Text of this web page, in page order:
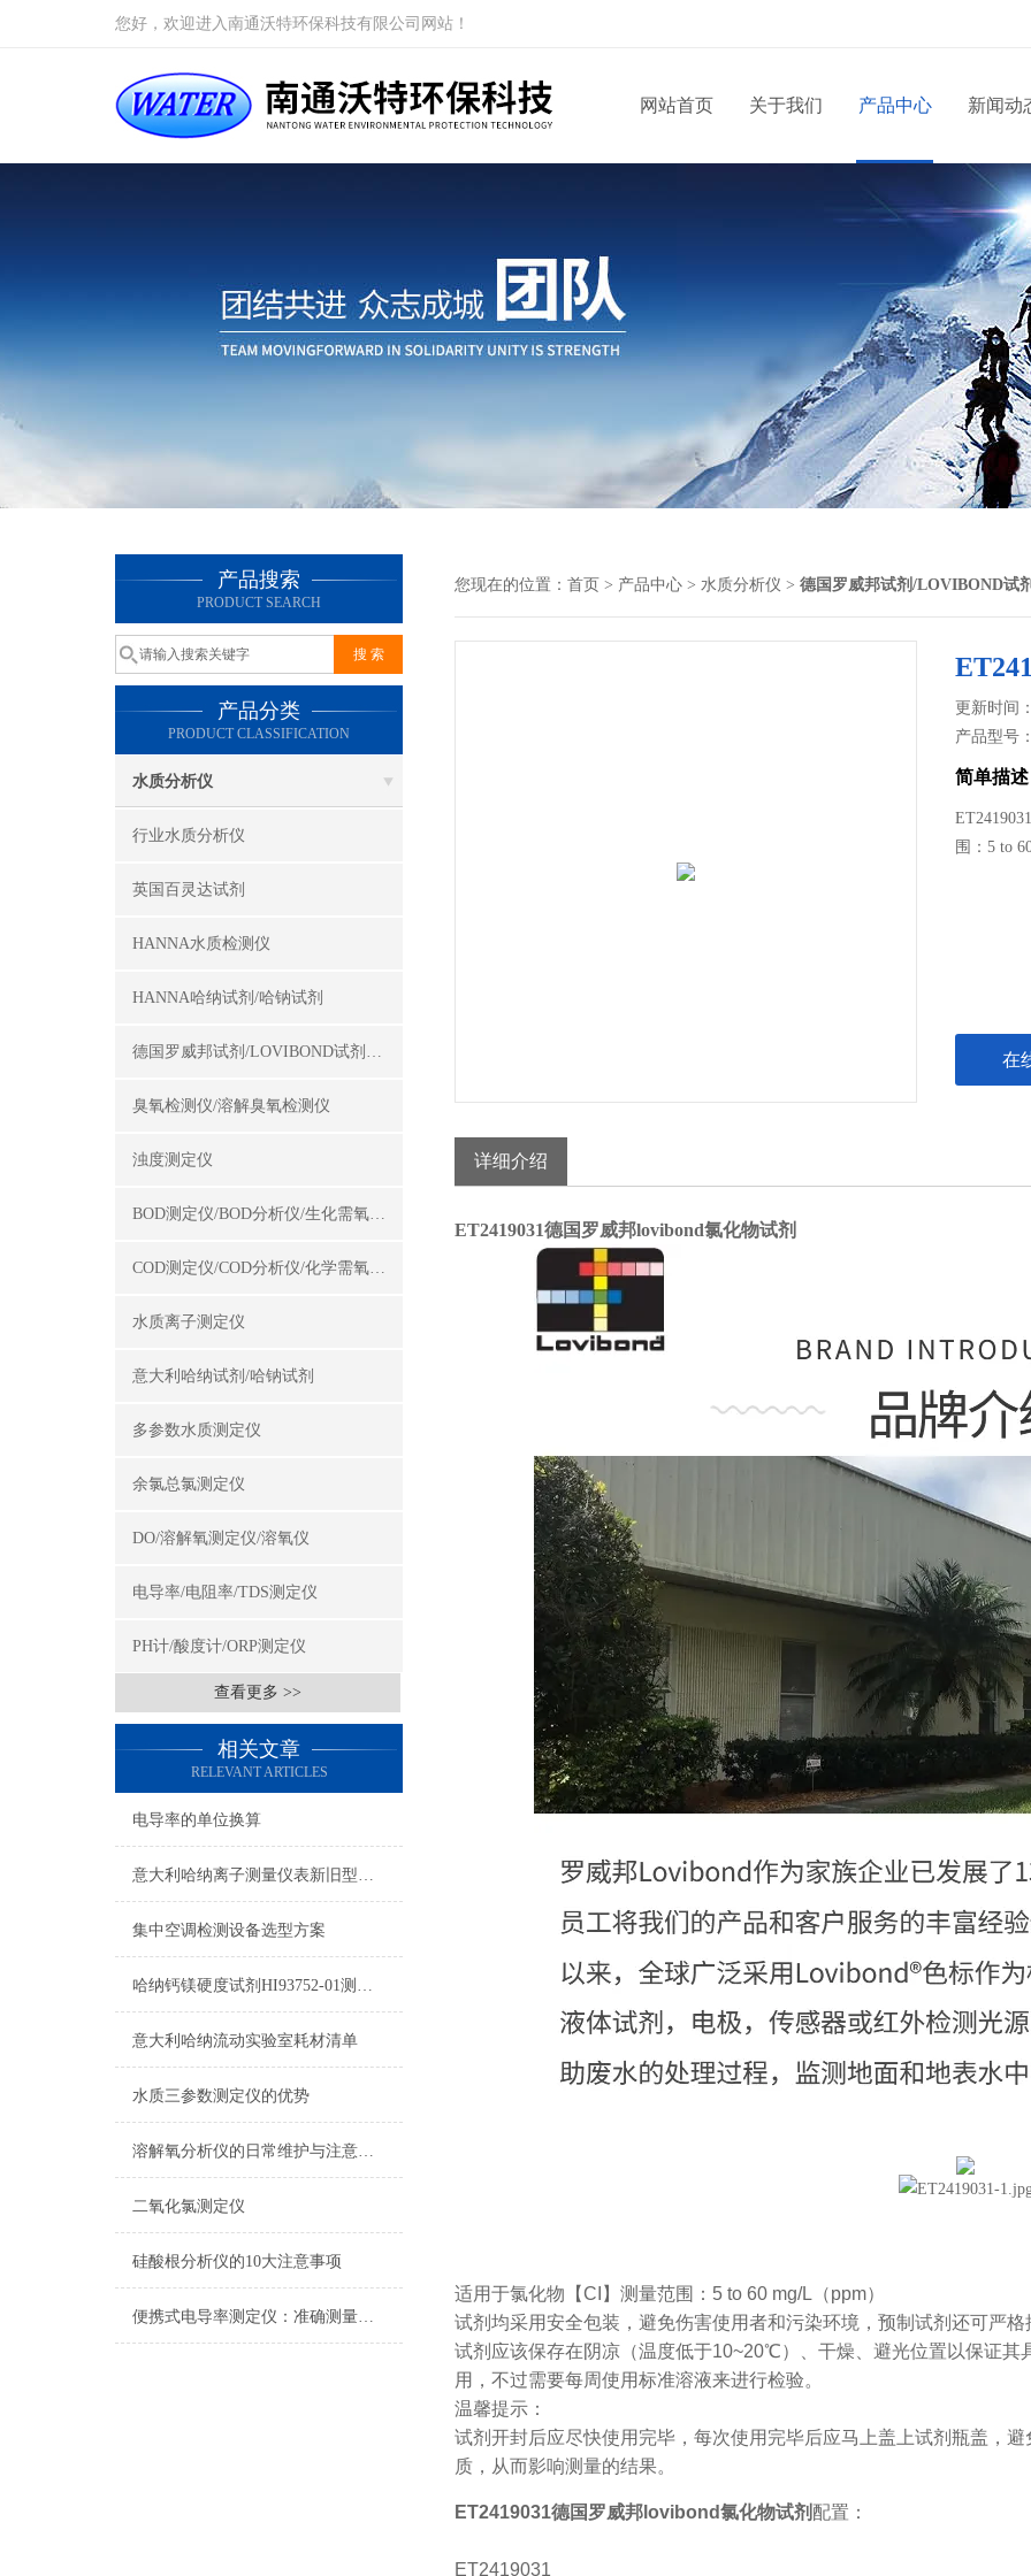
您好，欢迎进入南通沃特环保科技有限公司网站！
网站首页 关于我们 产品中心 新闻动
产品搜索
PRODUCT SEARCH
产品分类
PRODUCT CLASSIFICATION
水质分析仪
行业水质分析仪
英国百灵达试剂
HANNA水质检测仪
HANNA哈纳试剂/哈钠试剂
德国罗威邦试剂/LOVIBOND试剂/罗威邦试剂
臭氧检测仪/溶解臭氧检测仪
浊度测定仪
BOD测定仪/BOD分析仪/生化需氧量测定仪
COD测定仪/COD分析仪/化学需氧量测定仪
水质离子测定仪
意大利哈纳试剂/哈钠试剂
多参数水质测定仪
余氯总氯测定仪
DO/溶解氧测定仪/溶氧仪
电导率/电阻率/TDS测定仪
PH计/酸度计/ORP测定仪
查看更多 >>
相关文章
RELEVANT ARTICLES
电导率的单位换算
意大利哈纳离子测量仪表新旧型号对照表2015
集中空调检测设备选型方案
哈纳钙镁硬度试剂HI93752-01测量原理及量程
意大利哈纳流动实验室耗材清单
水质三参数测定仪的优势
溶解氧分析仪的日常维护与注意事项
二氧化氯测定仪
硅酸根分析仪的10大注意事项
便携式电导率测定仪：准确测量水质电导率，保障饮用水安全与健康
您现在的位置： 首页 > 产品中心 > 水质分析仪 > 德国罗威邦试剂/LOVIBOND试
更新时间
产品型号
简单描述
围：5 to
在
详细介绍
ET2419031德国罗威邦lovibond氯化物试剂
适用于氯化物【CI】测量范围：5 to 60 mg/L（ppm）
试剂均采用安全包装，避免伤害使用者和污染环境，预制试剂还可严
试剂应该保存在阴凉（温度低于10~20℃）、干燥、避光位置以保证
用，不过需要每周使用标准溶液来进行检验。
温馨提示：
试剂开封后应尽快使用完毕，每次使用完毕后应马上盖上试剂瓶盖，
质，从而影响测量的结果。
ET2419031德国罗威邦lovibond氯化物试剂 配置：
ET2419031